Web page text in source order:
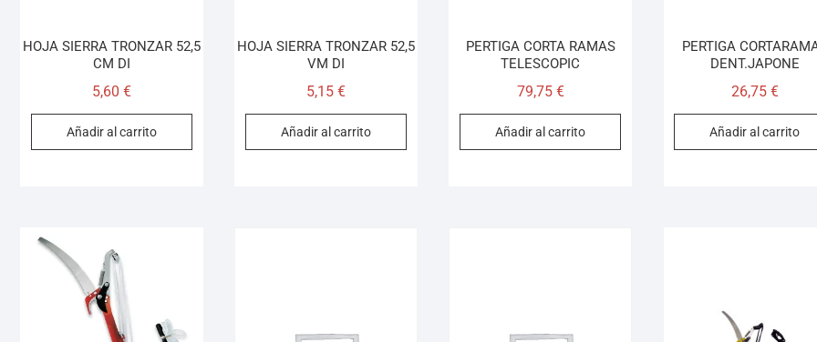
HOJA SIERRA TRONZAR 52,5
CM DI
5,60 €
Añadir al carrito
HOJA SIERRA TRONZAR 52,5
VM DI
5,15€
Añadir al carrito
PERTIGA CORTA RAMAS
TELESCOPIC
79,75 €
Añadir al carrito
PERTIGA
DENT.JAPONE
26,75 €
Añadir al carrito